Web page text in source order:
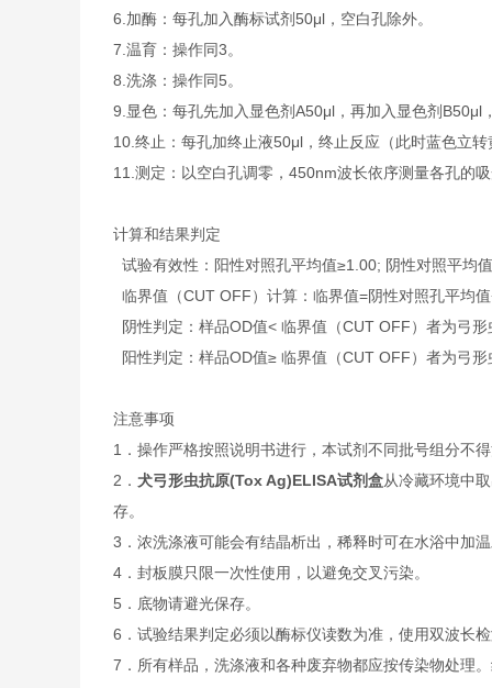
6.加酶：每孔加入酶标试剂50μl，空白孔除外。
7.温育：操作同3。
8.洗涤：操作同5。
9.显色：每孔先加入显色剂A50μl，再加入显色剂
10.终止：每孔加终止液50μl，终止反应（此时蓝色立转
11.测定：以空白孔调零，450nm波长依序测量各孔的
计算和结果判定
试验有效性：阳性对照孔平均值≥1.00; 阴性对照平均
临界值（CUT OFF）计算：临界值=阴性对照孔平均
阴性判定：样品OD值< 临界值（CUT OFF）者为弓形
阳性判定：样品OD值≥ 临界值（CUT OFF）者为弓
注意事项
1．操作严格按照说明书进行，本试剂不同批号组分不
2． 犬弓形虫抗原(Tox Ag)ELISA试剂盒从冷藏环境中
存。
3．浓洗涤液可能会有结晶析出，稀释时可在水浴中加
4．封板膜只限一次性使用，以避免交叉污染。
5．底物请避光保存。
6．试验结果判定必须以酶标仪读数为准，使用双波长
7．所有样品，洗涤液和各种废弃物都应按传染物处理